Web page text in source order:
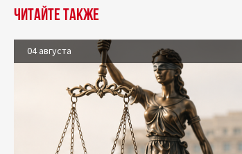
Читайте также
04 августа